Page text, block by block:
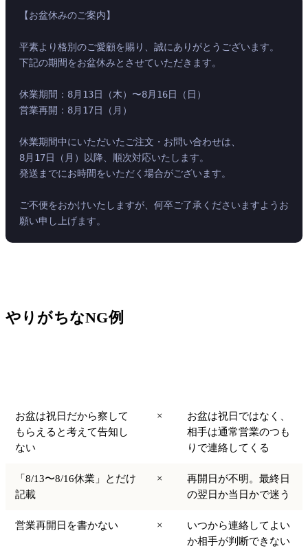
【お盆休みのご案内】
平素より格別のご愛顧を賜り、誠にありがとうございます。
下記の期間をお盆休みとさせていただきます。
休業期間：8月13日（木）〜8月16日（日）
営業再開：8月17日（月）
休業期間中にいただいたご注文・お問い合わせは、
8月17日（月）以降、順次対応いたします。
発送までにお時間をいただく場合がございます。
ご不便をおかけいたしますが、何卒ご了承くださいますようお
願い申し上げます。
やりがちなNG例
お盆は祝日だから察して
もらえると考えて告知し
ない
×
お盆は祝日ではなく、
相手は通常営業のつも
りで連絡してくる
「8/13〜8/16休業」とだけ
記載
×
再開日が不明。最終日
の翌日か当日かで迷う
営業再開日を書かない ×
いつから連絡してよい
か相手が判断できない